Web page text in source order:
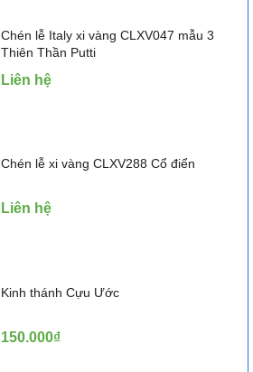
Chén lễ Italy xi vàng CLXV047 mẫu 3
Thiên Thần Putti
Liên hệ
Chén lễ xi vàng CLXV288 Cổ điển
Liên hệ
Kinh thánh Cựu Ước
150.000₫